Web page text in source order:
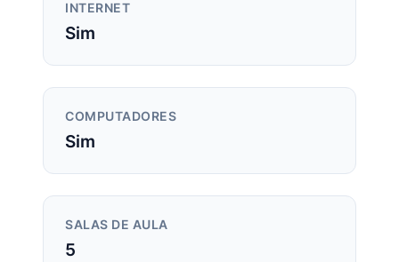
INTERNET
Sim
COMPUTADORES
Sim
SALAS DE AULA
5